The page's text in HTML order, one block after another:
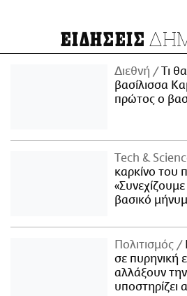
ΕΙΔΗΣΕΙΣ
Διεθνή
Τι
βασίλισσα
πρώτος ο
Τech &
καρκίνο του
βασικό
Πολιτισμός
σε πυρηνική
αλλάξουν
υποστηρίζει